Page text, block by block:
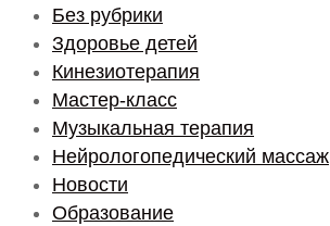
Без рубрики
Здоровье детей
Кинезиотерапия
Мастер-класс
Музыкальная терапия
Нейрологопедический массаж
Новости
Образование